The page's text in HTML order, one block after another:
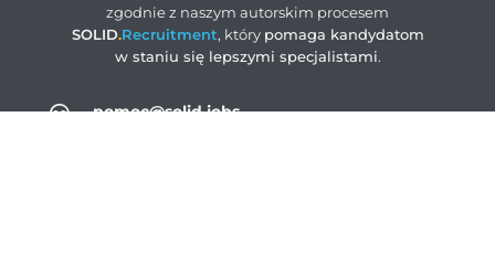
pomoc@solid.jobs
zgodnie z naszym autorskim procesem
SOLID.Recruitment, który pomaga kandydatom
w staniu się lepszymi specjalistami.